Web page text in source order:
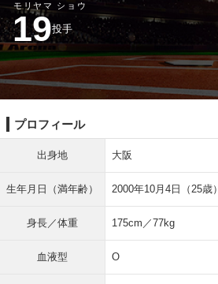
モリヤマ ショウ
19投手
プロフィール
出身地 大阪
生年月日（満年齢） 2000年10月4日（25歳）
身長／体重 175cm／77kg
血液型 O